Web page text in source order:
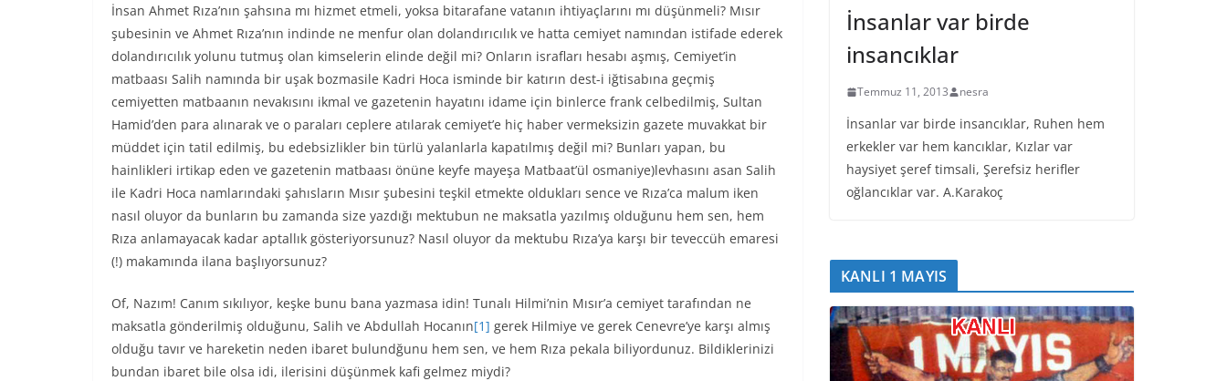
İnsan Ahmet Rıza’nın şahsına mı hizmet etmeli, yoksa bitarafane vatanın ihtiyaçlarını mı düşünmeli? Mısır
şubesinin ve Ahmet Rıza’nın indinde ne menfur olan dolandırıcılık ve hatta cemiyet namından istifade ederek
dolandırıcılık yolunu tutmuş olan kimselerin elinde değil mi? Onların israfları hesabı aşmış, Cemiyet’in
matbaası Salih namında bir uşak bozmasile Kadri Hoca isminde bir katırın dest-i iğtisabına geçmiş
cemiyetten matbaanın nevakısını ikmal ve gazetenin hayatını idame için binlerce frank celbedilmiş, Sultan
Hamid’den para alınarak ve o paraları ceplere atılarak cemiyet’e hiç haber vermeksizin gazete muvakkat bir
müddet için tatil edilmiş, bu edebsizlikler bin türlü yalanlarla kapatılmış değil mi? Bunları yapan, bu
hainlikleri irtikap eden ve gazetenin matbaası önüne keyfe mayeşa Matbaat’ül osmaniye)levhasını asan Salih
ile Kadri Hoca namlarındaki şahısların Mısır şubesini teşkil etmekte oldukları sence ve Rıza’ca malum iken
nasıl oluyor da bunların bu zamanda size yazdığı mektubun ne maksatla yazılmış olduğunu hem sen, hem
Rıza anlamayacak kadar aptallık gösteriyorsunuz? Nasıl oluyor da mektubu Rıza’ya karşı bir teveccüh emaresi
(!) makamında ilana başlıyorsunuz?
Of, Nazım! Canım sıkılıyor, keşke bunu bana yazmasa idin! Tunalı Hilmi’nin Mısır’a cemiyet tarafından ne
maksatla gönderilmiş olduğunu, Salih ve Abdullah Hocanın[1] gerek Hilmiye ve gerek Cenevre’ye karşı almış
olduğu tavır ve hareketin neden ibaret bulundğunu hem sen, ve hem Rıza pekala biliyordunuz. Bildiklerinizi
bundan ibaret bile olsa idi, ilerisini düşünmek kafi gelmez miydi?
İnsanlar var birde
insancıklar
Temmuz 11, 2013 nesra
İnsanlar var birde insancıklar, Ruhen hem
erkekler var hem kancıklar, Kızlar var
haysiyet şeref timsali, Şerefsiz herifler
oğlancıklar var. A.Karakoç
KANLI 1 MAYIS